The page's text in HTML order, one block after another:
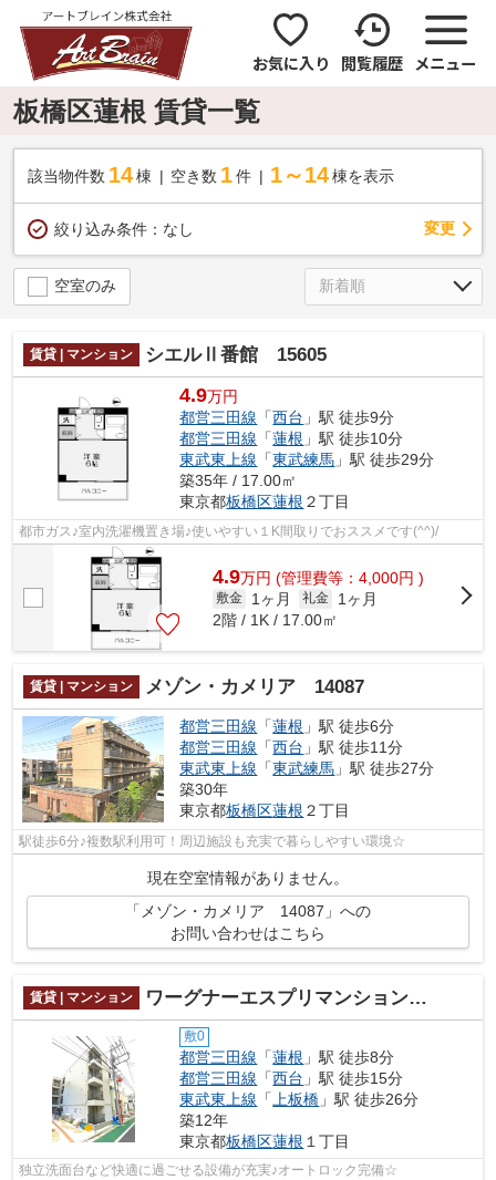
お気に入り 閲覧履歴 メニュー
板橋区蓮根 賃貸一覧
該当物件数 14棟 空き数 1 件 1～14 棟を表示
絞り込み条件： なし 変更
空室のみ
賃貸 | マンション シエルⅡ番館 15605
4.9万円
都営三田線 「西台 」駅 徒歩9分
都営三田線 「蓮根 」駅 徒歩10分
東武東上線 「東武練馬 」駅 徒歩29分
築35年 / 17.00㎡
東京都板橋区蓮根 ２丁目
都市ガス♪室内洗濯機置き場♪使いやすい１K間取りでおススメです(^^)/
4.9万円 (管理費等：4,000円 )
敷金 1ヶ月 礼金
1ヶ月
2階 / 1K / 17.00㎡
賃貸 | マンション メゾン・カメリア 14087
都営三田線 「蓮根 」駅 徒歩6分
都営三田線 「西台 」駅 徒歩11分
東武東上線 「東武練馬 」駅 徒歩27分
築30年
東京都板橋区蓮根 ２丁目
駅徒歩6分♪複数駅利用可！周辺施設も充実で暮らしやすい環境☆
現在空室情報がありません。
「メゾン・カメリア 14087」への
お問い合わせはこちら
賃貸 | マンション ワーグナーエスプリマンション 14067
敷0
都営三田線 「蓮根 」駅 徒歩8分
都営三田線 「西台 」駅 徒歩15分
東武東上線 「 上板橋 」駅 徒歩26分
築12年
東京都板橋区蓮根 １丁目
独立洗面台など快適に過ごせる設備が充実♪オートロック完備☆